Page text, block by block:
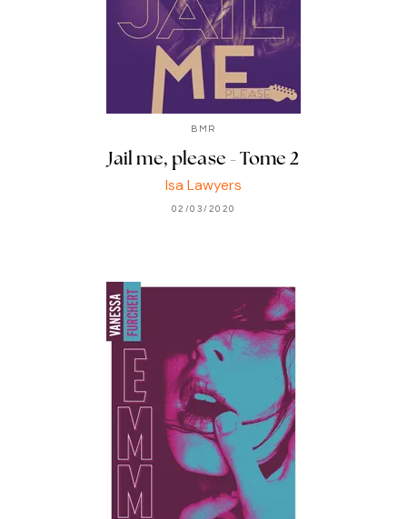
BMR
Jail me, please - Tome 2
Isa Lawyers
02/03/2020